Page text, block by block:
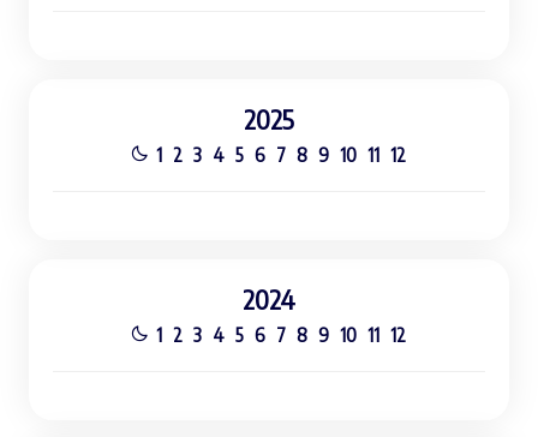
2025
1 2 3 4 5 6 7 8 9 10 11 12
2024
1 2 3 4 5 6 7 8 9 10 11 12